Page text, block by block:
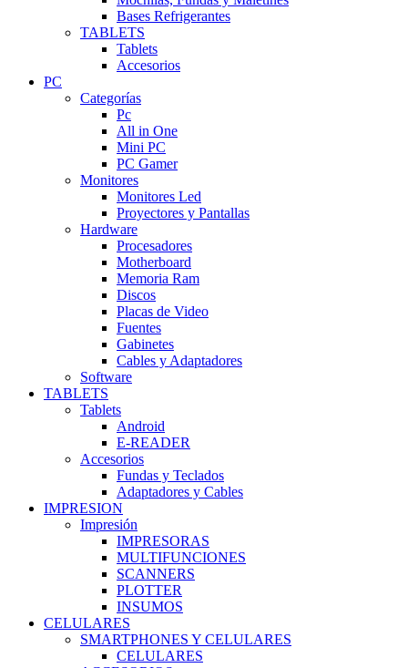
Bases Refrigerantes
TABLETS
Tablets
Accesorios
PC
Categorías
Pc
All in One
Mini PC
PC Gamer
Monitores
Monitores Led
Proyectores y Pantallas
Hardware
Procesadores
Motherboard
Memoria Ram
Discos
Placas de Video
Fuentes
Gabinetes
Cables y Adaptadores
Software
TABLETS
Tablets
Android
E-READER
Accesorios
Fundas y Teclados
Adaptadores y Cables
IMPRESION
Impresión
IMPRESORAS
MULTIFUNCIONES
SCANNERS
PLOTTER
INSUMOS
CELULARES
SMARTPHONES Y CELULARES
CELULARES